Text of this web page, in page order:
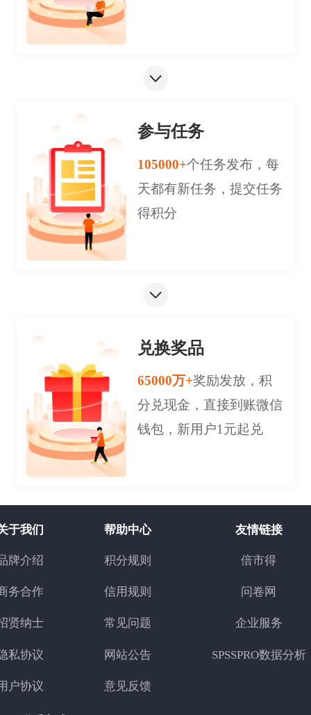
参与任务
105000+个任务发布，每
天都有新任务，提交任务
得积分
兑换奖品
65000万+奖励发放，积
分兑现金，直接到账微信
钱包，新用户1元起兑
于我们
牌介绍
务合作
贤纳士
私协议
户协议
帮助中心
积分规则
信用规则
常见问题
网站公告
意见反馈
友情链接
倍市得
问卷网
企业服务
SPSSPRO数据分析